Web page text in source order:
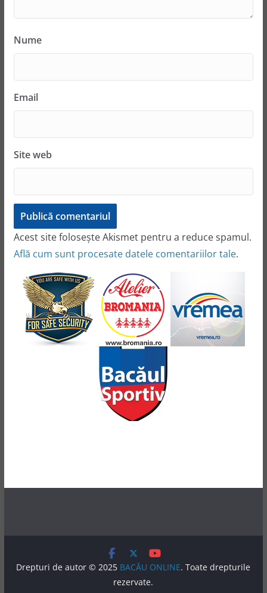
Nume
Email
Site web
Acest site folosește Akismet pentru a reduce spamul.
Află cum sunt procesate datele comentariilor tale.
Drepturi de autor © 2025 BACĂU ONLINE. Toate drepturile
rezervate.